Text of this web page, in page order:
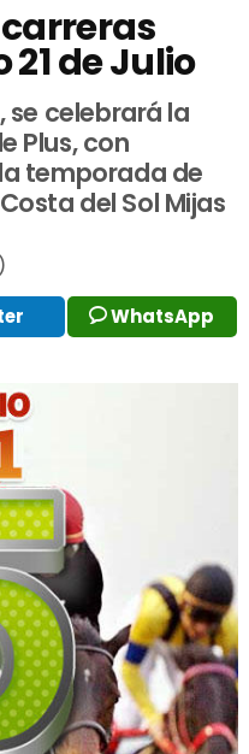
de Julio
se celebrará la
Plus, con
temporada de
del Sol Mijas
WhatsApp